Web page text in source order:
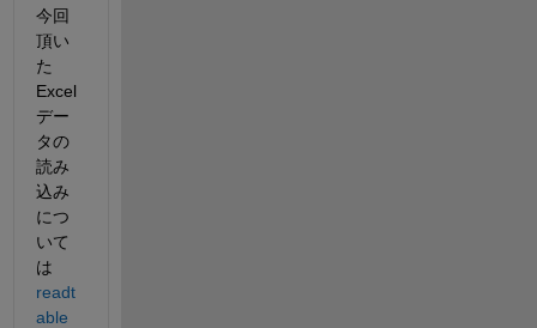
今回
頂い
た
Excel
デー
タの
読み
込み
につ
いて
は
readt
able